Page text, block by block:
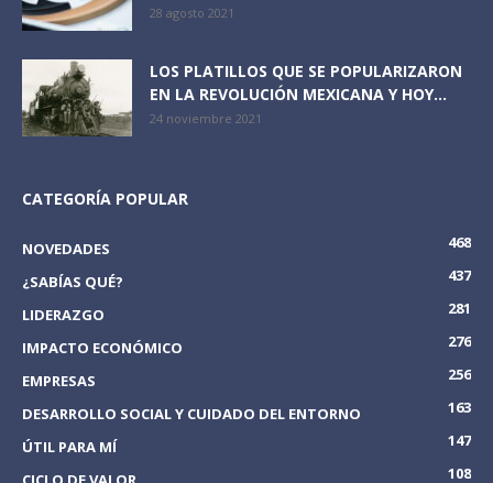
28 agosto 2021
LOS PLATILLOS QUE SE POPULARIZARON
EN LA REVOLUCIÓN MEXICANA Y HOY...
24 noviembre 2021
CATEGORÍA POPULAR
NOVEDADES
468
¿SABÍAS QUÉ?
437
LIDERAZGO
281
IMPACTO ECONÓMICO
276
EMPRESAS
256
DESARROLLO SOCIAL Y CUIDADO DEL ENTORNO
163
ÚTIL PARA MÍ
147
108